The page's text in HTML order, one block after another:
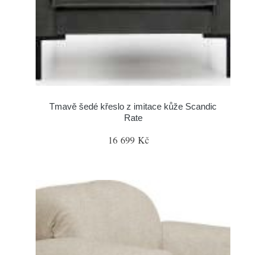
Tmavě šedé křeslo z imitace kůže Scandic
Rate
16 699 Kč